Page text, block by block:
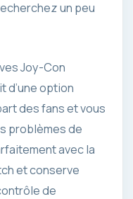
un peu
Joy-Con
d’une option
des fans et vous
problèmes de
avec la
et conserve
de